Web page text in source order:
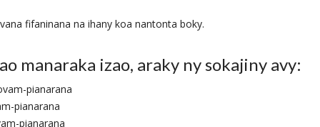
fifaninana na ihany koa nantonta boky.
manaraka izao, araky ny sokajiny avy:
pianarana
pianarana
pianarana